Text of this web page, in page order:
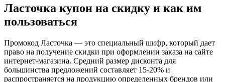
Ласточка купон на скидку и как им
пользоваться
Промокод Ласточка — это специальный шифр, который дает
право на получение скидки при оформлении заказа на сайте
интернет-магазина. Средний размер дисконта для
большинства предложений составляет 15-20% и
распространяется на продукцию определенных брендов или